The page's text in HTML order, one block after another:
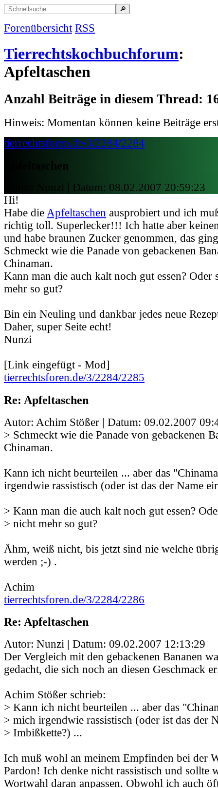
Forenübersicht RSS
Tierrechtskochbuchforum:
Apfeltaschen
Anzahl Beiträge in diesem Thread:
Hinweis: Momentan können keine Beiträge
tierrechtsforen.de/3/2284/2284
Apfeltaschen
Autor: Nunzi | Datum: 08.02.2007 20:59:23
Hi!
Habe die Apfeltaschen ausprobiert und ich
richtig toll. Superlecker!!! Ich hatte aber
und habe braunen Zucker genommen, das
Schmeckt wie die Panade von gebackenen
Chinaman.
Kann man die auch kalt noch gut essen? Oder
mehr so gut?
Bin ein Neuling und dankbar jedes neue
Daher, super Seite echt!
Nunzi
[Link eingefügt - Mod]
tierrechtsforen.de/3/2284/2285
Re: Apfeltaschen
Autor: Achim Stößer | Datum: 09.02.2007
> Schmeckt wie die Panade von gebackenen
Chinaman.
Kann ich nicht beurteilen ... aber das
irgendwie rassistisch (oder ist das der Name
> Kann man die auch kalt noch gut essen?
> nicht mehr so gut?
Ähm, weiß nicht, bis jetzt sind nie welche
werden ;-) .
Achim
tierrechtsforen.de/3/2284/2286
Re: Apfeltaschen
Autor: Nunzi | Datum: 09.02.2007 12:13:29
Der Vergleich mit den gebackenen Bananen
gedacht, die sich noch an diesen Geschmack
Achim Stößer schrieb:
> Kann ich nicht beurteilen ... aber das
> mich irgendwie rassistisch (oder ist das der
> Imbißkette?) ...
Ich muß wohl an meinem Empfinden bei der
Pardon! Ich denke nicht rassistisch und sollte
Wortwahl daran anpassen. Obwohl ich auch